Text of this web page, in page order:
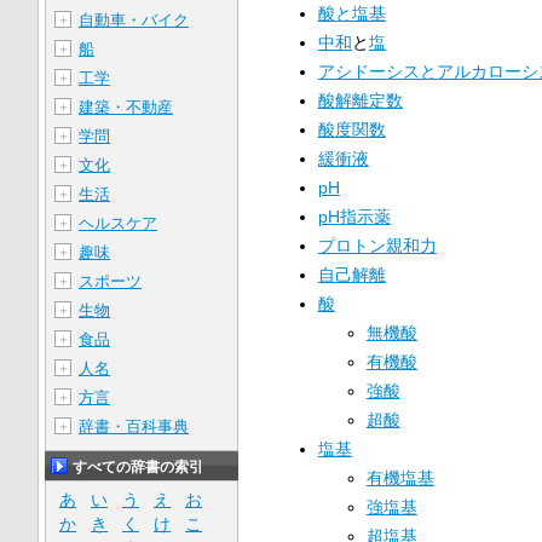
酸と塩基
中和と塩
アシドーシスとアルカローシ
酸解離定数
酸度関数
緩衝液
pH
pH指示薬
プロトン親和力
自己解離
酸
無機酸
有機酸
強酸
超酸
塩基
有機塩基
強塩基
超塩基
＋ 自動車・バイク
＋ 船
＋ 工学
＋ 建築・不動産
＋ 学問
＋ 文化
＋ 生活
＋ ヘルスケア
＋ 趣味
＋ スポーツ
＋ 生物
＋ 食品
＋ 人名
＋ 方言
＋ 辞書・百科事典
すべての辞書の索引
あ い う え
お
か
き く け
こ